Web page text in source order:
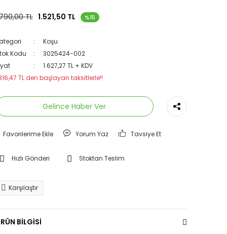
TL 1.521,50 TL %15
Koşu
Kodu
3025424-002
1.627,27 TL + KDV
TL den başlayan taksitlerle!!
Gelince Haber Ver
Yorum Yaz Tavsiye Et
Hızlı Gönderi Stoktan Teslim
Karşılaştır
BİLGİSİ